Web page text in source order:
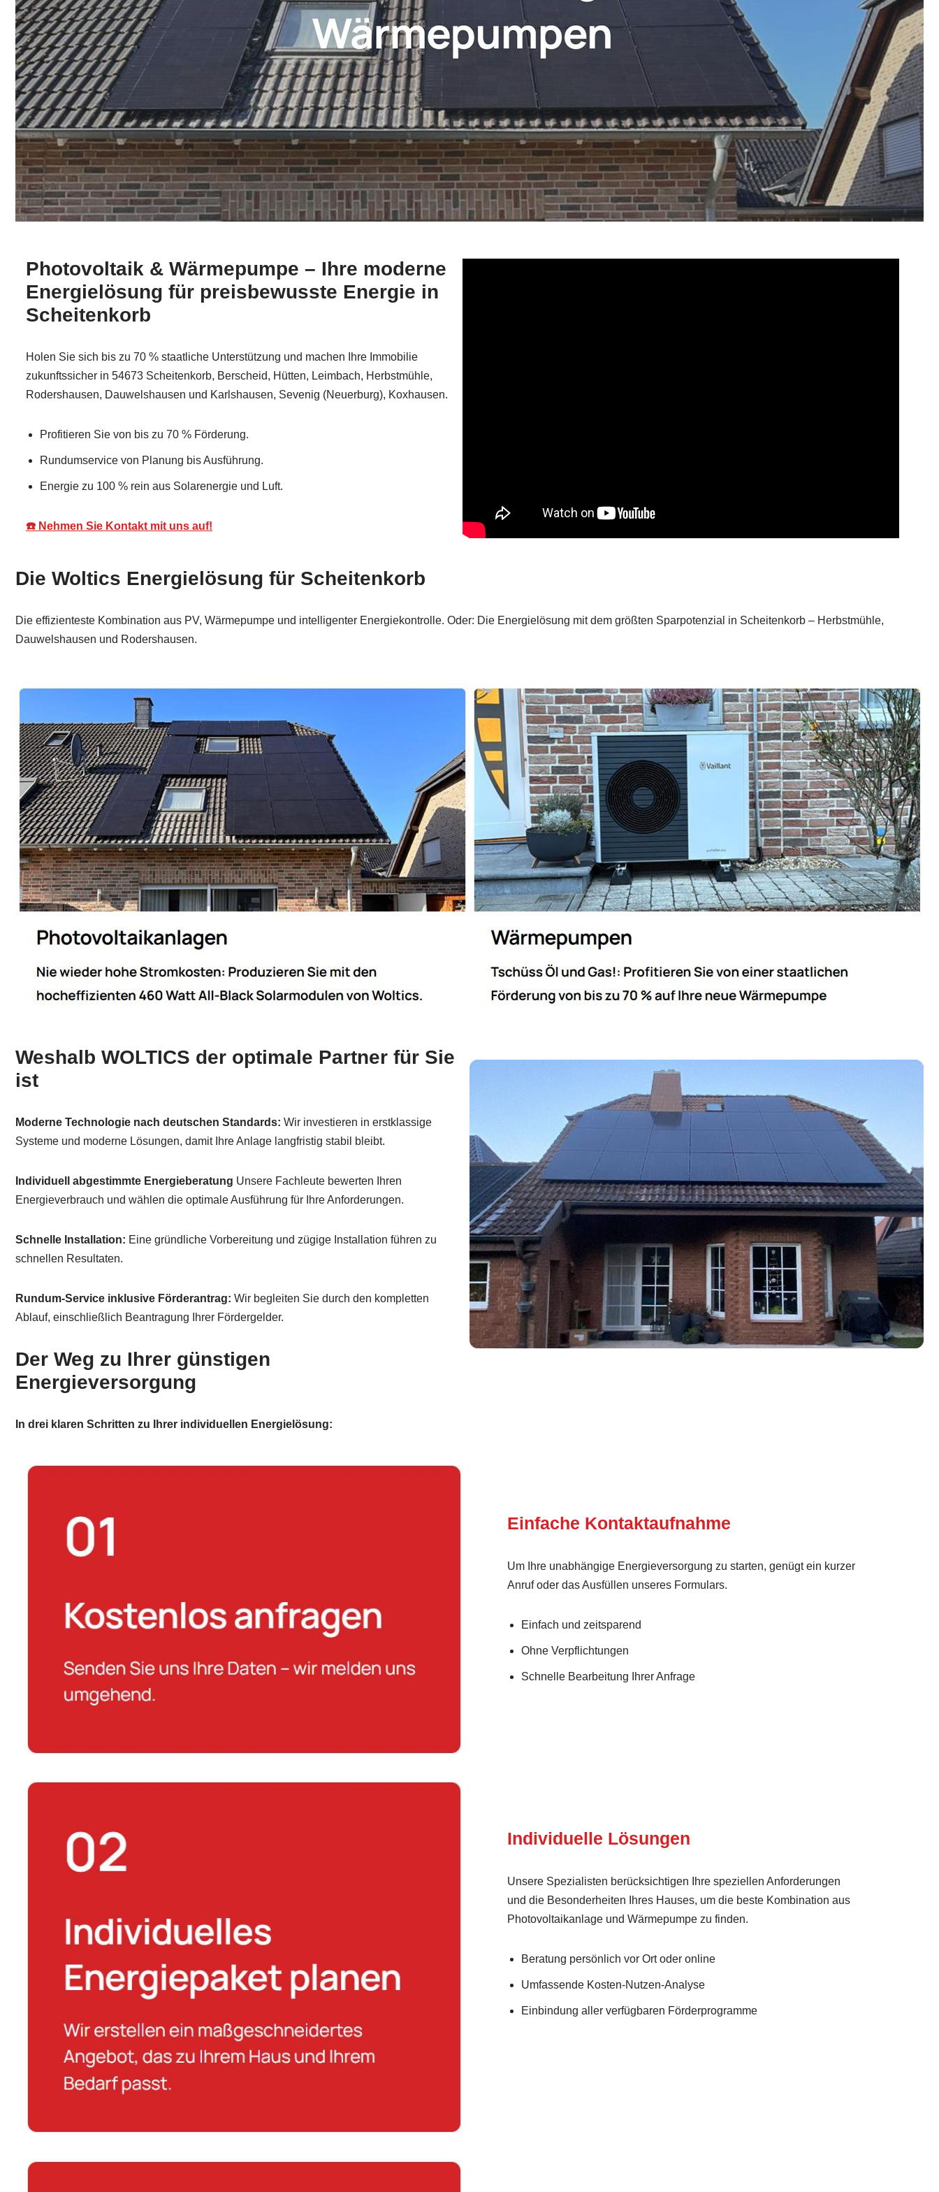
Photovoltaik & Wärmepumpe – Ihre moderne
Energielösung für preisbewusste Energie in
Scheitenkorb
Holen Sie sich bis zu 70 % staatliche Unterstützung und machen Ihre Immobilie
zukunftssicher in 54673 Scheitenkorb, Berscheid, Hütten, Leimbach, Herbstmühle,
Rodershausen, Dauwelshausen und Karlshausen, Sevenig (Neuerburg), Koxhausen.
Profitieren Sie von bis zu 70 % Förderung.
Rundumservice von Planung bis Ausführung.
Energie zu 100 % rein aus Solarenergie und Luft.
☎️ Nehmen Sie Kontakt mit uns auf!
Die Woltics Energielösung für Scheitenkorb
Die effizienteste Kombination aus PV, Wärmepumpe und intelligenter Energiekontrolle. Oder: Die Energielösung mit dem größten Sparpotenzial in Scheitenkorb – Herbstmühle,
Dauwelshausen und Rodershausen.
Weshalb WOLTICS der optimale Partner für Sie
ist
Moderne Technologie nach deutschen Standards: Wir investieren in erstklassige
Systeme und moderne Lösungen, damit Ihre Anlage langfristig stabil bleibt.
Individuell abgestimmte Energieberatung Unsere Fachleute bewerten Ihren
Energieverbrauch und wählen die optimale Ausführung für Ihre Anforderungen.
Schnelle Installation: Eine gründliche Vorbereitung und zügige Installation führen zu
schnellen Resultaten.
Rundum-Service inklusive Förderantrag: Wir begleiten Sie durch den kompletten
Ablauf, einschließlich Beantragung Ihrer Fördergelder.
Der Weg zu Ihrer günstigen
Energieversorgung
In drei klaren Schritten zu Ihrer individuellen Energielösung:
Einfache Kontaktaufnahme
Um Ihre unabhängige Energieversorgung zu starten, genügt ein kurzer
Anruf oder das Ausfüllen unseres Formulars.
Einfach und zeitsparend
Ohne Verpflichtungen
Schnelle Bearbeitung Ihrer Anfrage
Individuelle Lösungen
Unsere Spezialisten berücksichtigen Ihre speziellen Anforderungen
und die Besonderheiten Ihres Hauses, um die beste Kombination aus
Photovoltaikanlage und Wärmepumpe zu finden.
Beratung persönlich vor Ort oder online
Umfassende Kosten-Nutzen-Analyse
Einbindung aller verfügbaren Förderprogramme